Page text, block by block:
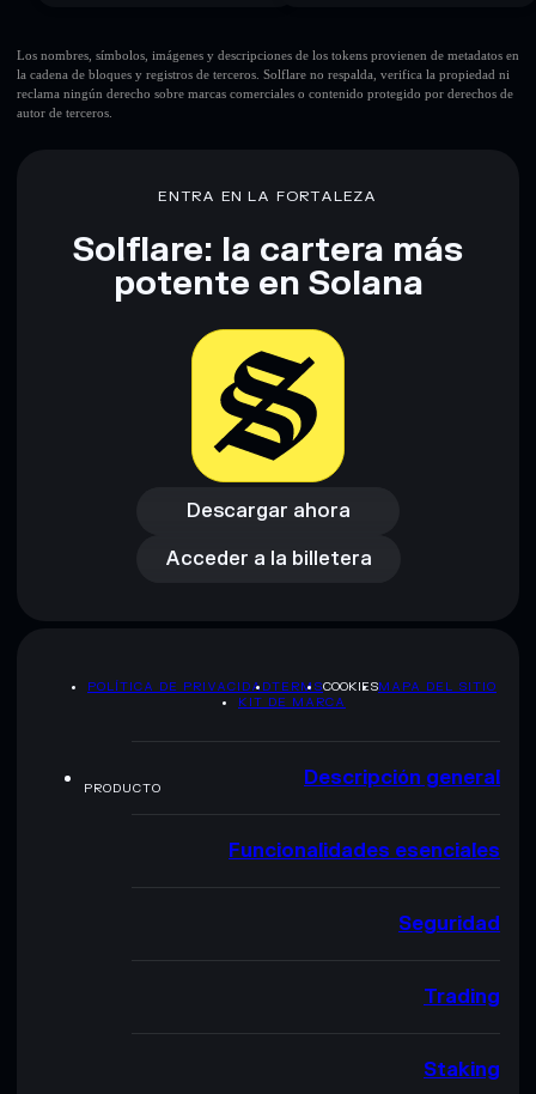
Los nombres, símbolos, imágenes y descripciones de los tokens provienen de metadatos en
la cadena de bloques y registros de terceros. Solflare no respalda, verifica la propiedad ni
reclama ningún derecho sobre marcas comerciales o contenido protegido por derechos de
autor de terceros.
ENTRA EN LA FORTALEZA
Solflare: la cartera más
potente en Solana
Descargar ahora
Descargar ahora
Acceder a la billetera
Acceder a la billetera
POLÍTICA DE PRIVACIDADTERMSCOOKIESMAPA DEL SITIO
KIT DE MARCA
PRODUCTO Descripción general
Funcionalidades esenciales
Seguridad
Trading
Staking